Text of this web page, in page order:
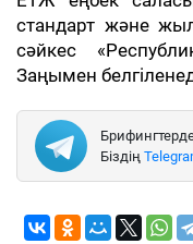
стандарт және
сәйкес
Заңымен
Біздің